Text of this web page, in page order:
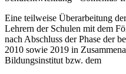
Eine teilweise Überarbeitung
Lehrern der Schulen mit dem
nach Abschluss der Phase der
2010 sowie 2019 in
Bildungsinstitut bzw. dem